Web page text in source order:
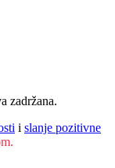
zadržana.
i slanje pozitivne